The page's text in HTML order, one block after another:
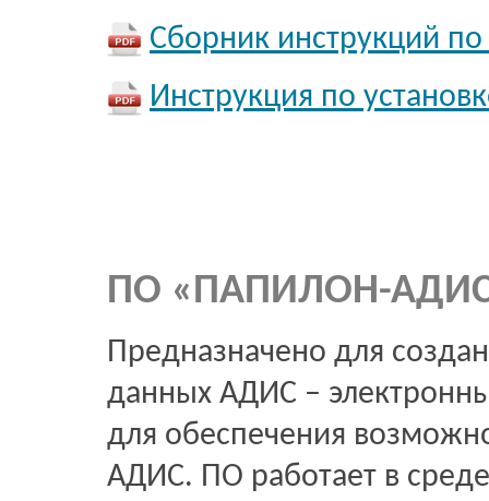
Сборник инструкций
Инструкция по
ПО «ПАПИЛОН-АДИС-
Предназначено для
данных АДИС –
для обеспечения
АДИС. ПО работает в